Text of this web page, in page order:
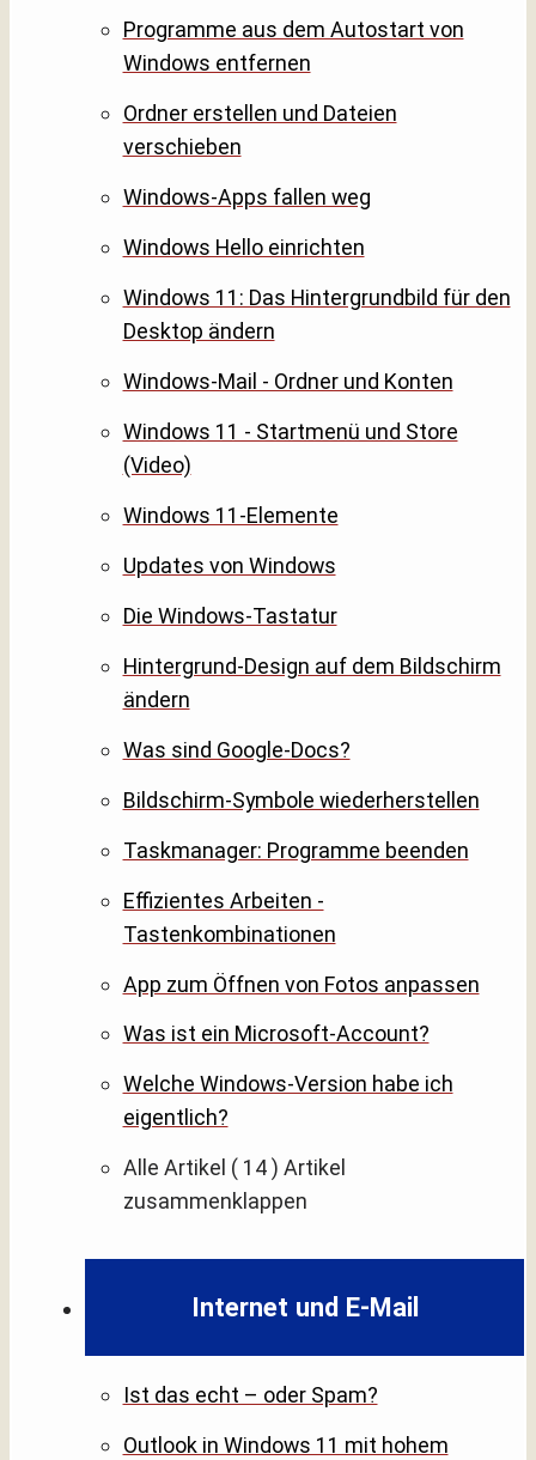
Programme aus dem Autostart von
Windows entfernen
Ordner erstellen und Dateien
verschieben
Windows-Apps fallen weg
Windows Hello einrichten
Windows 11: Das Hintergrundbild für den
Desktop ändern
Windows-Mail - Ordner und Konten
Windows 11 - Startmenü und Store
(Video)
Windows 11-Elemente
Updates von Windows
Die Windows-Tastatur
Hintergrund-Design auf dem Bildschirm
ändern
Was sind Google-Docs?
Bildschirm-Symbole wiederherstellen
Taskmanager: Programme beenden
Effizientes Arbeiten -
Tastenkombinationen
App zum Öffnen von Fotos anpassen
Was ist ein Microsoft-Account?
Welche Windows-Version habe ich
eigentlich?
Alle Artikel ( 14 ) Artikel
zusammenklappen
Internet und E-Mail
Ist das echt – oder Spam?
Outlook in Windows 11 mit hohem